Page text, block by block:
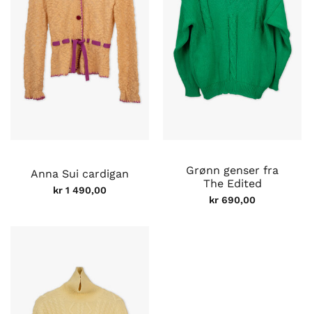
Anna Sui cardigan
kr 1 490,00
Grønn genser fra
The Edited
kr 690,00